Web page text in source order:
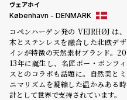
ヴェアホイ
København - DENMARK
コペンハーゲン発の VEJRHØJ は、
木とステンレスを融合した北欧デザ
インが特徴の天然素材ブランド。20
13年に誕生し、名匠ボー・ボンフィ
スとのコラボも話題に。自然美とミ
ニマリズムを凝縮した温かみある時
計として世界で支持されています。